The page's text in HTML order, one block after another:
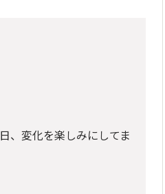
、変化を楽しみにしてま